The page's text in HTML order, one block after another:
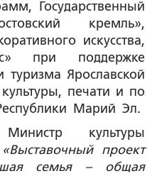
Государственный
кремль»,
искусства,
при поддержке
туризма Ярославской
печати и по
Марий Эл.
культуры
«Выставочный проект
семья – общая